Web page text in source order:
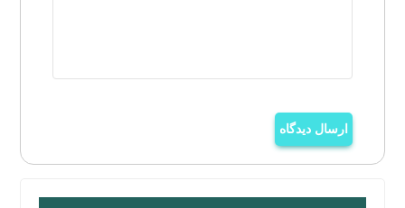
ارسال دیدگاه